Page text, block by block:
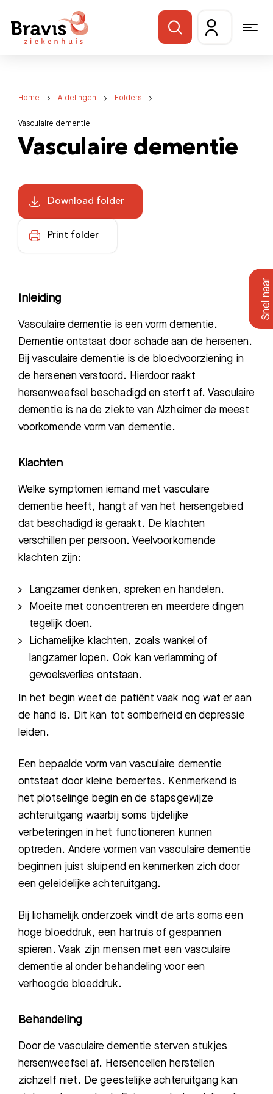
Home Afdelingen Folders
Vasculaire dementie
Vasculaire dementie
Download folder
Print folder
Inleiding
Vasculaire dementie is een vorm dementie.
Dementie ontstaat door schade aan de hersenen.
Bij vasculaire dementie is de bloedvoorziening in
de hersenen verstoord. Hierdoor raakt
hersenweefsel beschadigd en sterft af. Vasculaire
dementie is na de ziekte van Alzheimer de meest
voorkomende vorm van dementie.
Klachten
Welke symptomen iemand met vasculaire
dementie heeft, hangt af van het hersengebied
dat beschadigd is geraakt. De klachten
verschillen per persoon. Veelvoorkomende
klachten zijn:
Langzamer denken, spreken en handelen.
Moeite met concentreren en meerdere dingen
tegelijk doen.
Lichamelijke klachten, zoals wankel of
langzamer lopen. Ook kan verlamming of
gevoelsverlies ontstaan.
In het begin weet de patiënt vaak nog wat er aan
de hand is. Dit kan tot somberheid en depressie
leiden.
Een bepaalde vorm van vasculaire dementie
ontstaat door kleine beroertes. Kenmerkend is
het plotselinge begin en de stapsgewijze
achteruitgang waarbij soms tijdelijke
verbeteringen in het functioneren kunnen
optreden. Andere vormen van vasculaire dementie
beginnen juist sluipend en kenmerken zich door
een geleidelijke achteruitgang.
Bij lichamelijk onderzoek vindt de arts soms een
hoge bloeddruk, een hartruis of gespannen
spieren. Vaak zijn mensen met een vasculaire
dementie al onder behandeling voor een
verhoogde bloeddruk.
Behandeling
Door de vasculaire dementie sterven stukjes
hersenweefsel af. Hersencellen herstellen
zichzelf niet. De geestelijke achteruitgang kan